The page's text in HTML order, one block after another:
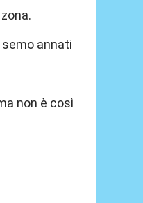
annati
non è così